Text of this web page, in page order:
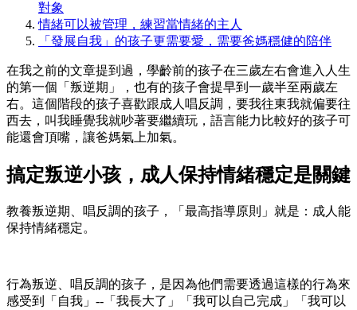
對象
情緒可以被管理，練習當情緒的主人
「發展自我」的孩子更需要愛，需要爸媽穩健的陪伴
在我之前的文章提到過，學齡前的孩子在三歲左右會進入人生
的第一個「叛逆期」，也有的孩子會提早到一歲半至兩歲左
右。這個階段的孩子喜歡跟成人唱反調，要我往東我就偏要往
西去，叫我睡覺我就吵著要繼續玩，語言能力比較好的孩子可
能還會頂嘴，讓爸媽氣上加氣。
搞定叛逆小孩，成人保持情緒穩定是關鍵
教養叛逆期、唱反調的孩子，「最高指導原則」就是：成人能
保持情緒穩定。
行為叛逆、唱反調的孩子，是因為他們需要透過這樣的行為來
感受到「自我」--「我長大了」「我可以自己完成」「我可以